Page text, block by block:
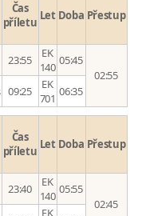
Čas
příletu Let Doba Přestup
23:55
EK
140 05:45
02:55
09:25
EK
701 06:35
Čas
příletu Let Doba Přestup
23:40
EK
140 05:55
02:45
EK